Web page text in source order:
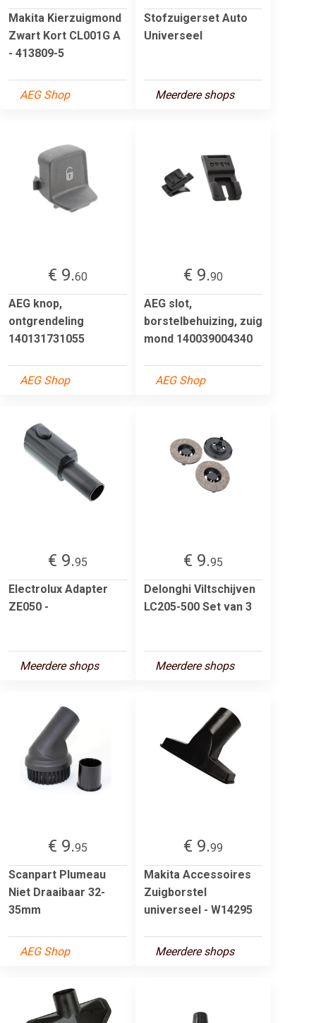
Makita Kierzuigmond
Zwart Kort CL001G A
- 413809-5
AEG Shop
Stofzuigerset Auto
Universeel
Meerdere shops
€ 9.60
AEG knop,
ontgrendeling
140131731055
AEG Shop
€ 9.90
AEG slot,
borstelbehuizing, zuig
mond 140039004340
AEG Shop
€ 9.95
Electrolux Adapter
ZE050 -
Meerdere shops
€ 9.95
Delonghi Viltschijven
LC205-500 Set van 3
Meerdere shops
€ 9.95
Scanpart Plumeau
Niet Draaibaar 32-
35mm
AEG Shop
€ 9.99
Makita Accessoires
Zuigborstel
universeel - W14295
Meerdere shops